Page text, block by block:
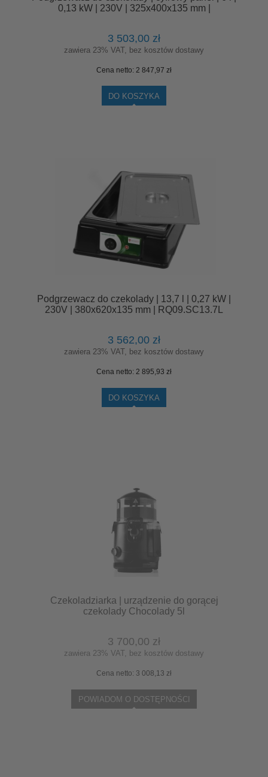
0,13 kW | 230V | 325x400x135 mm |
3 503,00 zł
zawiera 23% VAT, bez kosztów dostawy
Cena netto: 2 847,97 zł
DO KOSZYKA
Podgrzewacz do czekolady | 13,7 l | 0,27 kW |
230V | 380x620x135 mm | RQ09.SC13.7L
3 562,00 zł
zawiera 23% VAT, bez kosztów dostawy
Cena netto: 2 895,93 zł
DO KOSZYKA
Czekoladziarka | urządzenie do gorącej
czekolady Chocolady 5l
3 700,00 zł
zawiera 23% VAT, bez kosztów dostawy
Cena netto: 3 008,13 zł
POWIADOM O DOSTĘPNOŚCI